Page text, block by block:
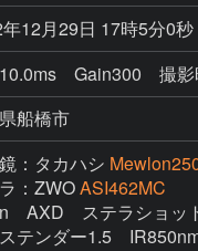
12月29日 17時5分0秒
Gain300 撮
船橋市
：タカハシ
：ZWOASI462MC
　AXD　ステラショッ
テンダー1.5　